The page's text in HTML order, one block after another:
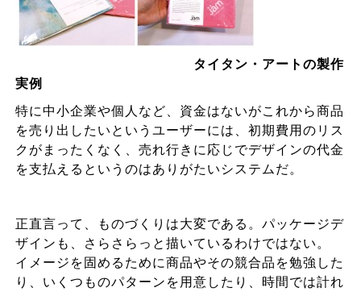
タイタン・アートの製作
実例
特に中小企業や個人など、資金はないがこれから商品
を売り出したいというユーザーには、初期費用のリス
クがまったくなく、売れ行きに応じでデザインの代金
を支払えるというのはありがたいシステムだ。
正直言って、ものづくりは大変である。パッケージデ
ザインも、さらさらっと描いているわけではない。
イメージを固めるために商品やその競合品を勉強した
り、いくつものパターンを用意したり、時間では計れ